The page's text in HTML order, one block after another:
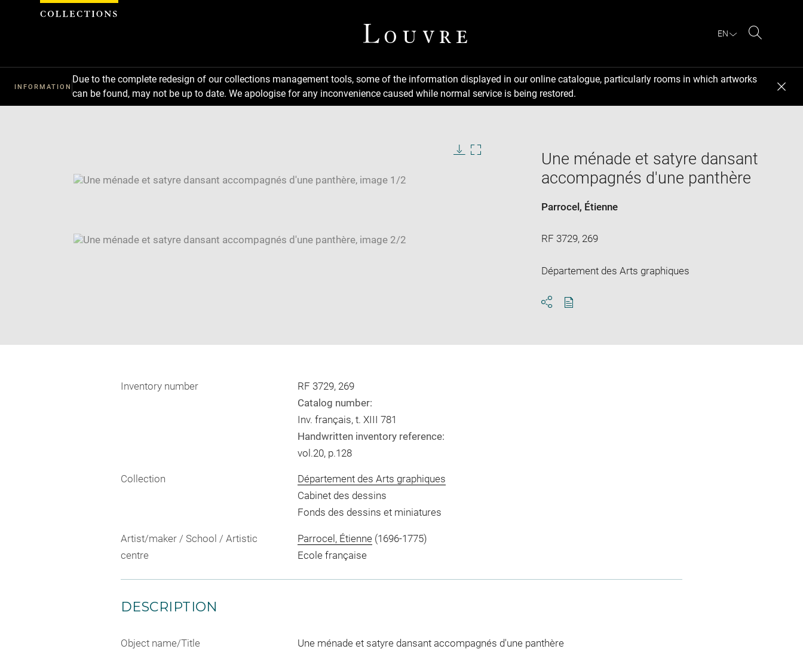
EN
INFORMATION
Due to the complete redesign of our collections management tools, some of the information displayed in our online catalogue, particularly rooms in which artworks
can be found, may not be up to date. We apologise for any inconvenience caused while normal service is being restored.
window
SKIP IMAGE CAROUSEL
Une ménade et satyre dansant
accompagnés d'une panthère
Parrocel, Étienne
RF 3729, 269
Département des Arts graphiques
Inventory number
RF 3729, 269
Catalog number:
Inv. français, t. XIII 781
Handwritten inventory reference:
vol.20, p.128
Collection
Département des Arts graphiques
Cabinet des dessins
Fonds des dessins et miniatures
Artist/maker / School / Artistic
centre
Parrocel, Étienne(1696-1775)
Ecole française
DESCRIPTION
Object name/Title Une ménade et satyre dansant accompagnés d'une panthère
Cookies management panel